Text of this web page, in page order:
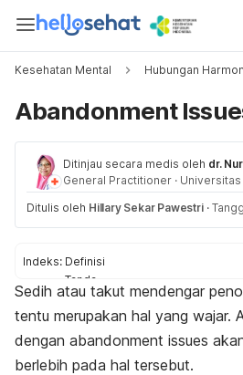
Kesehatan Mental Hubungan
Abandonment
Ditinjau secara medis oleh dr.
General Practitioner · Universitas
Ditulis oleh Hillary Sekar Pawestri ·
Indeks: Definisi
Tanda
Penyebab
Dampak
Cara mengatasi
Sedih atau takut mendengar
tentu merupakan hal yang wajar.
dengan abandonment issues
berlebih pada hal tersebut.